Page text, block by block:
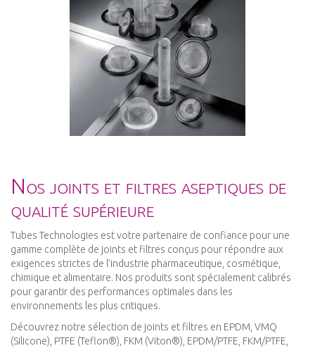
Nos joints et filtres aseptiques de
qualité supérieure
Tubes Technologies est votre partenaire de confiance pour une
gamme complète de joints et filtres conçus pour répondre aux
exigences strictes de l’industrie pharmaceutique, cosmétique,
chimique et alimentaire. Nos produits sont spécialement calibrés
pour garantir des performances optimales dans les
environnements les plus critiques.
Découvrez notre sélection de joints et filtres en EPDM, VMQ
(Silicone), PTFE (Teflon®), FKM (Viton®), EPDM/PTFE, FKM/PTFE,